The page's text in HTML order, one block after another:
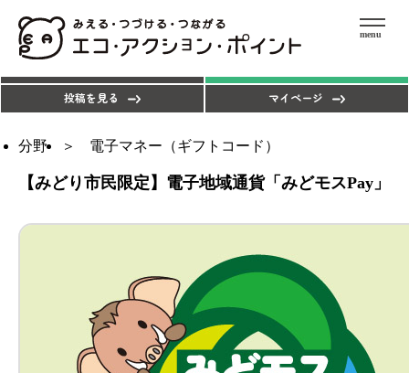
menu
投稿を見る
マイページ
分野 電子マネー（ギフトコード）
【みどり市民限定】電子地域通貨「みどモスPay」